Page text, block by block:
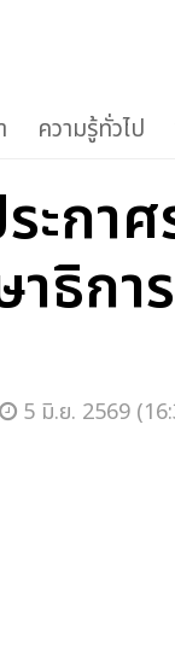
ความรู้ทั่วไป
ะกา
ธิกา
5 มิ.ย. 2569